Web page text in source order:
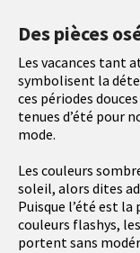
Des pièces
Les vacances tant
symbolisent la
ces périodes
tenues d’été pour
mode.
Les couleurs
soleil, alors dites
Puisque l’été est la
couleurs flashys,
portent sans